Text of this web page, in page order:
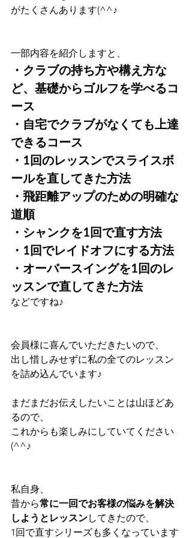
がたくさんあります(^^♪
一部内容を紹介しますと、
・クラブの持ち方や構え方な
ど、基礎からゴルフを学べるコ
ース
・自宅でクラブがなくても上達
できるコース
・1回のレッスンでスライスボ
ールを直してきた方法
・飛距離アップのための明確な
道順
・シャンクを1回で直す方法
・1回でレイドオフにする方法
・オーバースイングを1回のレ
ッスンで直してきた方法
などですね♪
会員様に喜んでいただきたいので、
出し惜しみせずに私の全てのレッスン
を詰め込んでいます♪
まだまだお伝えしたいことは山ほどあ
るので、
これからも楽しみにしていてください
(^^♪
私自身、
昔から常に一回でお客様の悩みを解決
しようとレッスンしてきたので、
1回で直すシリーズも多くなっています